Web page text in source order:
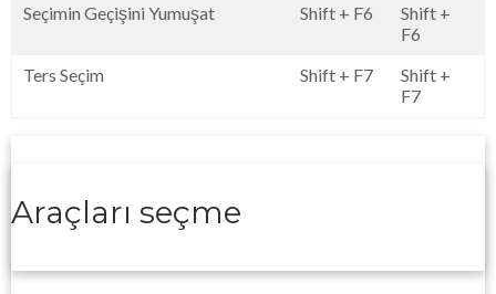
Seçimin Geçişini Yumuşat
Shift + F6
Shift +
F6
Ters Seçim
Shift + F7
Shift +
F7
Araçları seçme